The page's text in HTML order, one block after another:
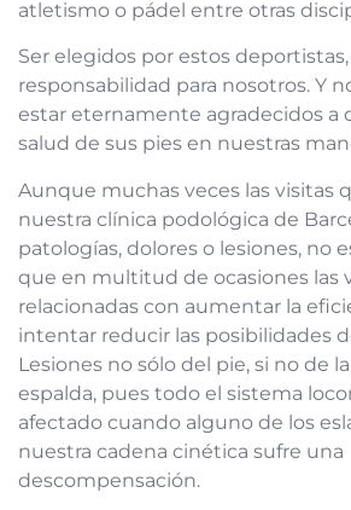
atletismo o pádel entre otras
Ser elegidos por estos
responsabilidad para nosotros. Y
estar eternamente agradecidos a
salud de sus pies en nuestras
Aunque muchas veces las visitas
nuestra clínica podológica de
patologías, dolores o lesiones, no
que en multitud de ocasiones las
relacionadas con aumentar la
intentar reducir las posibilidades
Lesiones no sólo del pie, si no de
espalda, pues todo el sistema
afectado cuando alguno de los
nuestra cadena cinética sufre una
descompensación.